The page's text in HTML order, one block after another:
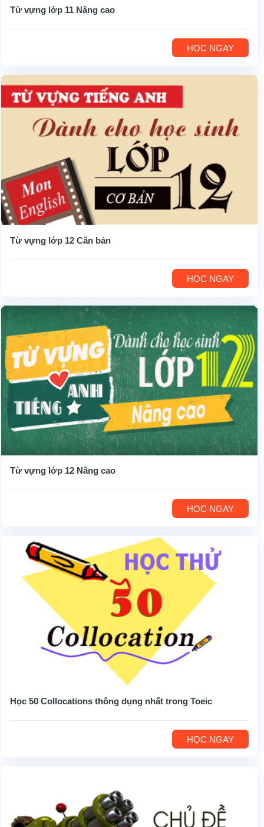
Từ vựng lớp 11 Nâng cao
HỌC NGAY
Từ vựng lớp 12 Căn bản
HỌC NGAY
Từ vựng lớp 12 Nâng cao
HỌC NGAY
Học 50 Collocations thông dụng nhất trong Toeic
HỌC NGAY